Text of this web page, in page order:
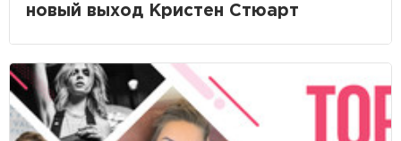
новый выход Кристен Стюарт